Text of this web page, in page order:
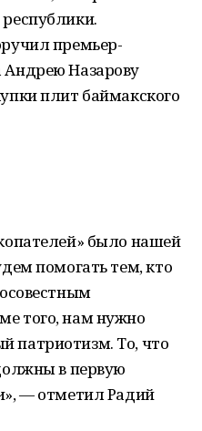
премьер-
Андрею Назарову
плит баймакского
было нашей
помогать тем, кто
того, нам нужно
патриотизм. То, что
в первую
— отметил Радий